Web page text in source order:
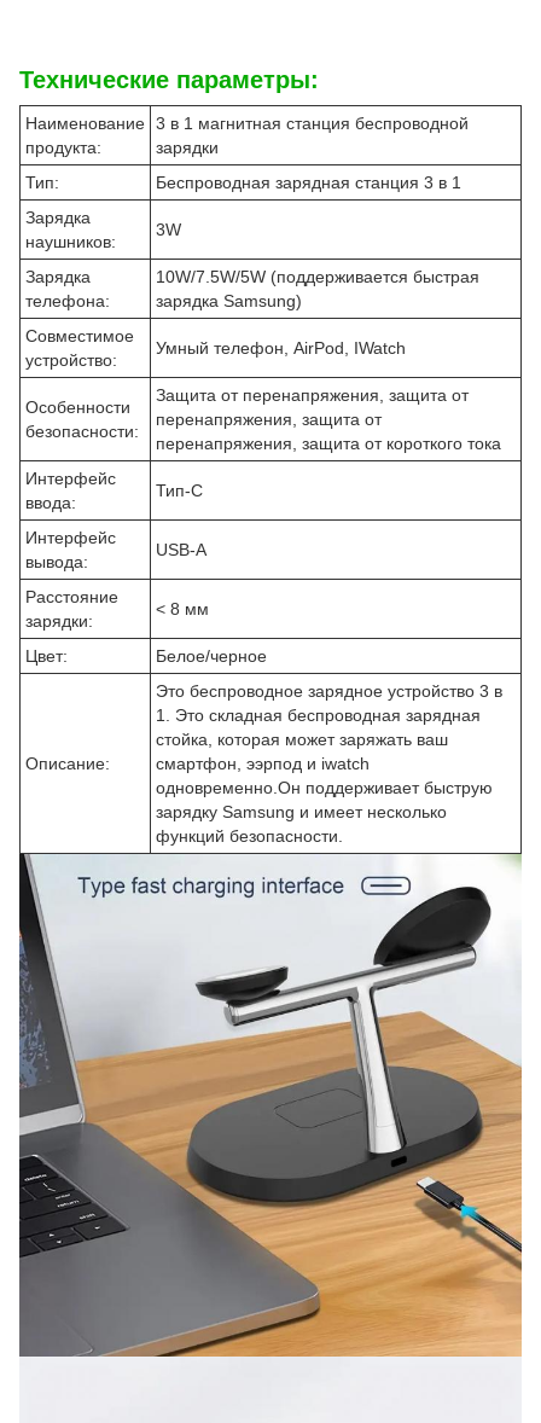
Технические параметры:
Наименование
продукта:
3 в 1 магнитная станция беспроводной
зарядки
Тип:
Беспроводная зарядная станция 3 в 1
Зарядка
наушников:
3W
Зарядка
телефона:
10W/7.5W/5W (поддерживается быстрая
зарядка Samsung)
Совместимое
устройство:
Умный телефон, AirPod, IWatch
Особенности
безопасности:
Защита от перенапряжения, защита от
перенапряжения, защита от
перенапряжения, защита от короткого тока
Интерфейс
ввода:
Тип-С
Интерфейс
вывода:
USB-A
Расстояние
зарядки:
< 8 мм
Цвет: Белое/черное
Описание:
Это беспроводное зарядное устройство 3 в
1. Это складная беспроводная зарядная
стойка, которая может заряжать ваш
смартфон, ээрпод и iwatch
одновременно.Он поддерживает быструю
зарядку Samsung и имеет несколько
функций безопасности.